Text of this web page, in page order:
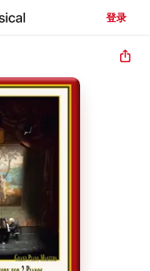
登录